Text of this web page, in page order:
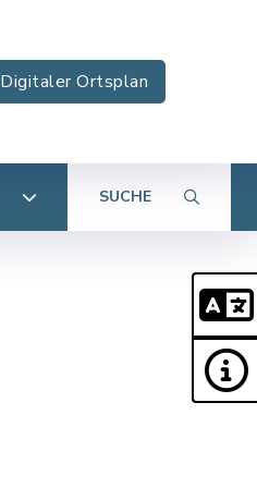
Digitaler Ortsplan
SUCHE